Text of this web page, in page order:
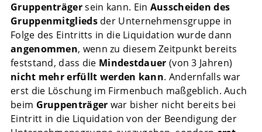
Gruppenträgersein kann. Ein Ausscheiden des
Gruppenmitgliedsder Unternehmensgruppe in
Folge des Eintritts in die Liquidation wurde dann
angenommen, wenn zu diesem Zeitpunkt bereits
feststand, dass die Mindestdauer (von 3 Jahren)
nicht mehr erfüllt werden kann. Andernfalls war
erst die Löschung im Firmenbuch maßgeblich. Auch
beim Gruppenträger war bisher nicht bereits bei
Eintritt in die Liquidation von der Beendigung der